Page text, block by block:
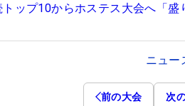
ップ10からホステス大会へ「盛
ニュー
前の大会 次